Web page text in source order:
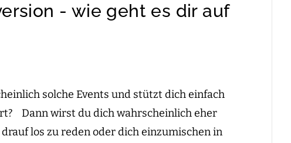
- wie geht es dir auf
solche Events und stützt dich einfach
Dann wirst du dich wahrscheinlich eher
los zu reden oder dich einzumischen in